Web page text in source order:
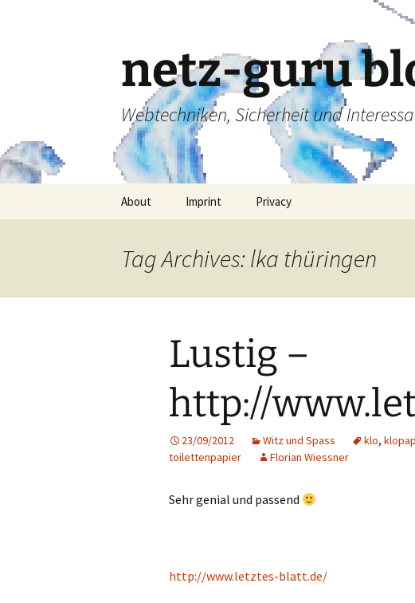
netz-guru
Webtechniken, Sicherheit und
About Imprint Privacy
Tag Archives: lka thüringen
Lustig –
http://
23/09/2012 Witz und Spass klo,
toilettenpapier
Florian Wiessner
Sehr genial und passend
http://www.letztes-blatt.de/